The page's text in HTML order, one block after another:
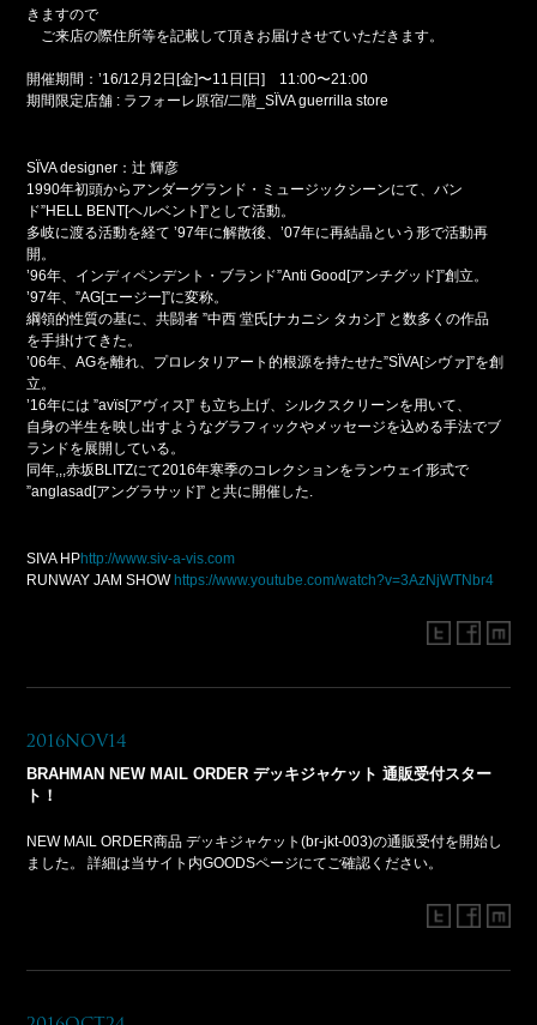
きますので
ご来店の際住所等を記載して頂きお届けさせていただきます。
開催期間：’16/12月2日[金]〜11日[日] 11:00〜21:00
期間限定店舗 : ラフォーレ原宿/二階_SÏVA guerrilla store
SÏVA designer：辻 輝彦
1990年初頭からアンダーグランド・ミュージックシーンにて、バン
ド”HELL BENT[ヘルベント]”として活動。
多岐に渡る活動を経て ’97年に解散後、’07年に再結晶という形で活動再
開。
’96年、インディペンデント・ブランド”Anti Good[アンチグッド]”創立。
’97年、”AG[エージー]”に変称。
綱領的性質の基に、共闘者 ”中西 堂氏[ナカニシ タカシ]” と数多くの作品
を手掛けてきた。
’06年、AGを離れ、プロレタリアート的根源を持たせた”SÏVA[シヴァ]”を創
立。
’16年には ”avïs[アヴィス]” も立ち上げ、シルクスクリーンを用いて、
自身の半生を映し出すようなグラフィックやメッセージを込める手法でブ
ランドを展開している。
同年,,,赤坂BLITZにて2016年寒季のコレクションをランウェイ形式で
”anglasad[アングラサッド]” と共に開催した.
SIVA HPhttp://www.siv-a-vis.com
RUNWAY JAM SHOW https://www.youtube.com/watch?v=3AzNjWTNbr4
2016Nov14
BRAHMAN NEW MAIL ORDER デッキジャケット 通販受付スター
ト！
NEW MAIL ORDER商品 デッキジャケット(br-jkt-003)の通販受付を開始し
ました。 詳細は当サイト内GOODSページにてご確認ください。